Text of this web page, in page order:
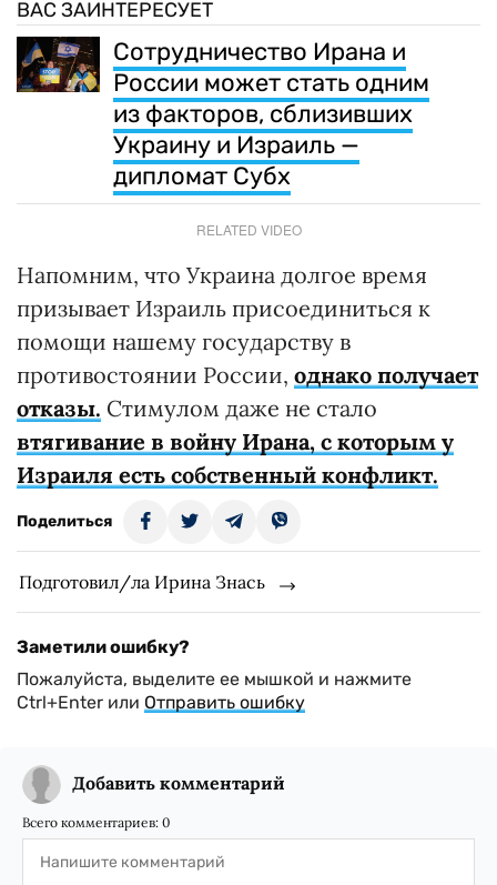
ВАС ЗАИНТЕРЕСУЕТ
Сотрудничество Ирана и
России может стать одним
из факторов, сблизивших
Украину и Израиль —
дипломат Субх
RELATED VIDEO
Напомним, что Украина долгое время
призывает Израиль присоединиться к
помощи нашему государству в
противостоянии России, однако получает
отказы. Стимулом даже не стало
втягивание в войну Ирана, с которым у
Израиля есть собственный конфликт.
Поделиться
Подготовил/ла Ирина Знась
Заметили ошибку?
Пожалуйста, выделите ее мышкой и нажмите
Ctrl+Enter или Отправить ошибку
Добавить комментарий
Всего комментариев: 0